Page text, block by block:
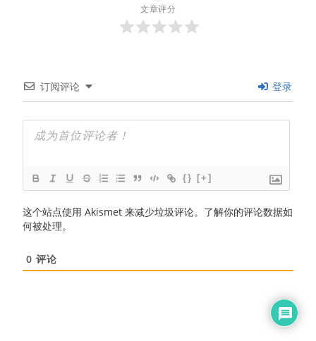
文章评分
订阅评论 登录
{} [+]
这个站点使用 Akismet 来减少垃圾评论。 了解你的评论数据如
何被处理。
0 评论